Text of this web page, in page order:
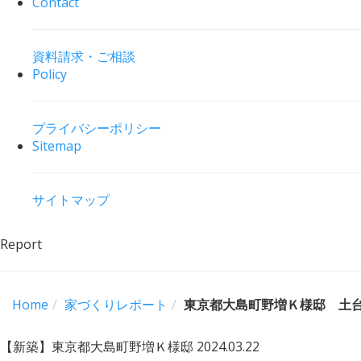
資料請求・ご相談
Policy
プライバシーポリシー
Sitemap
サイトマップ
Report
Home 家づくりレポート 東京都大島町野増Ｋ様邸 土
【新築】東京都大島町野増Ｋ様邸 2024.03.22